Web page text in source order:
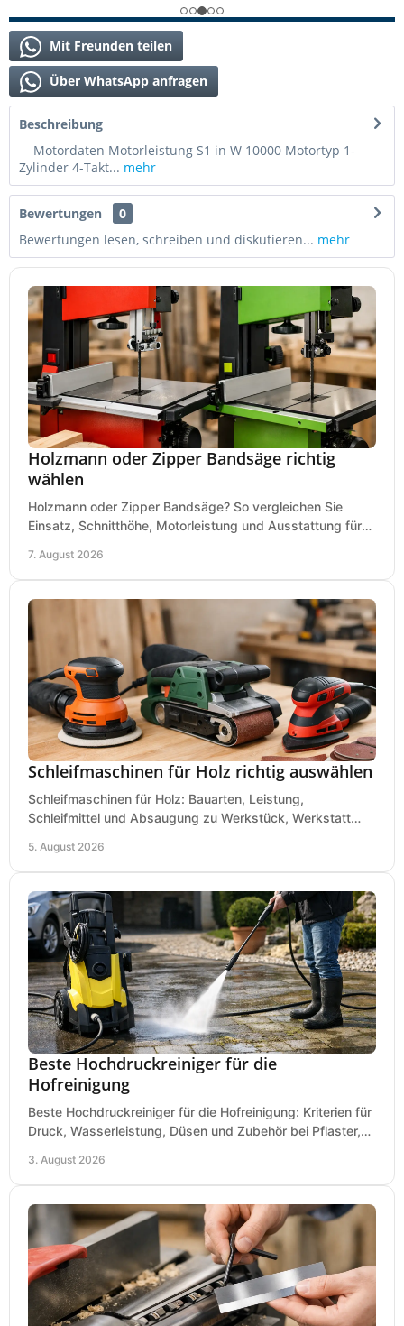
Mit Freunden teilen
Über WhatsApp anfragen
Beschreibung
Motordaten Motorleistung S1 in W 10000 Motortyp 1-
Zylinder 4-Takt... mehr
Bewertungen
0
Bewertungen lesen, schreiben und diskutieren... mehr
Holzmann oder Zipper Bandsäge richtig
wählen
Holzmann oder Zipper Bandsäge? So vergleichen Sie
Einsatz, Schnitthöhe, Motorleistung und Ausstattung für
7. August 2026
Schleifmaschinen für Holz richtig auswählen
Schleifmaschinen für Holz: Bauarten, Leistung,
Schleifmittel und Absaugung zu Werkstück, Werkstatt
5. August 2026
Beste Hochdruckreiniger für die
Hofreinigung
Beste Hochdruckreiniger für die Hofreinigung: Kriterien für
Druck, Wasserleistung, Düsen und Zubehör bei Pflaster,
3. August 2026